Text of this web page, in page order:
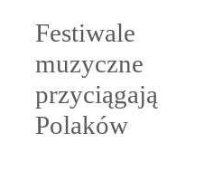
Festiwale
muzyczne
przyciągają
Polaków